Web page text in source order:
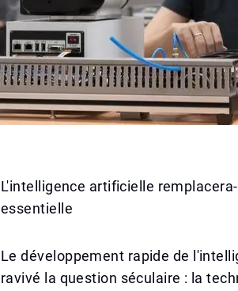
L'intelligence artificielle
essentielle
Le développement rapide de
ravivé la question séculaire : la